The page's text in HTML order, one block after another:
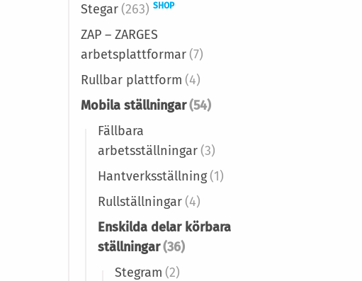
Stegar(263) SHOP
ZAP – ZARGES
arbetsplattformar(7)
Rullbar plattform (4)
Mobila ställningar(54)
Fällbara
arbetsställningar(3)
Hantverksställning(1)
Rullställningar(4)
Enskilda delar körbara
ställningar(36)
Stegram (2)